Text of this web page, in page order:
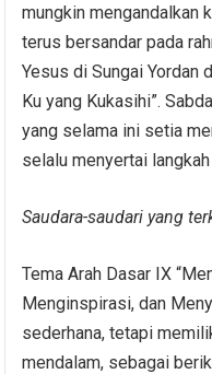
mungkin mengandalkan
terus bersandar pada
Yesus di Sungai Yordan
Ku yang Kukasihi”.
yang selama ini setia
selalu menyertai
Saudara-saudari yang
Tema Arah Dasar IX
Menginspirasi, dan
sederhana, tetapi
mendalam, sebagai